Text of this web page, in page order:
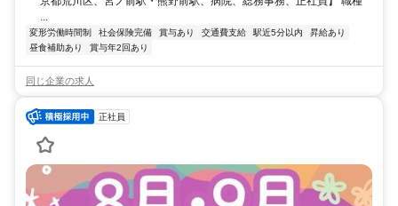
...
変形労働時間制 社会保険完備 賞与あり 交通費支給 駅近5分以内
昇給あり
昼食補助あり
賞与年2回あり
同じ企業の求人
正社員